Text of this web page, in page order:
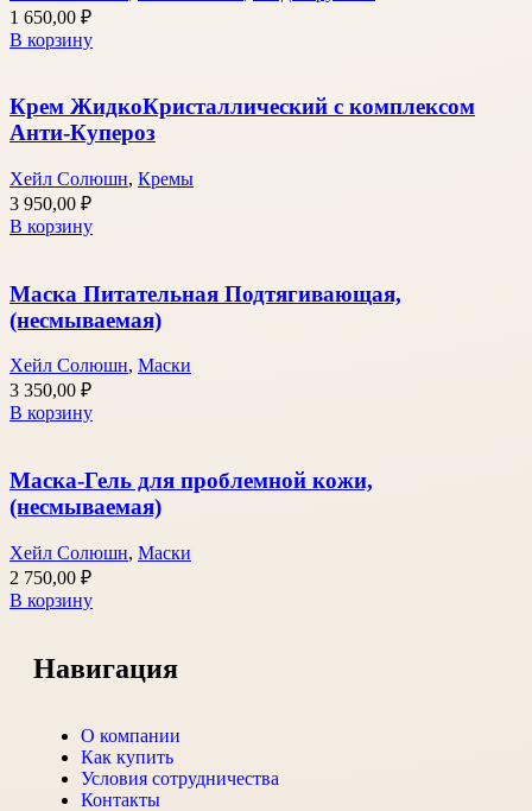
1 650,00 ₽
В корзину
Крем ЖидкоКристаллический с комплексом
Анти-Купероз
Хейл Солюшн, Кремы
3 950,00 ₽
В корзину
Маска Питательная Подтягивающая,
(несмываемая)
Хейл Солюшн, Маски
3 350,00 ₽
В корзину
Маска-Гель для проблемной кожи,
(несмываемая)
Хейл Солюшн, Маски
2 750,00 ₽
В корзину
Навигация
О компании
Как купить
Условия сотрудничества
Контакты